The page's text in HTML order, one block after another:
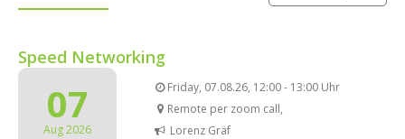
Speed Networking
07
Aug 2026
Friday, 07.08.26, 12:00 - 13:00 Uhr
Remote per zoom call,
Lorenz Gräf